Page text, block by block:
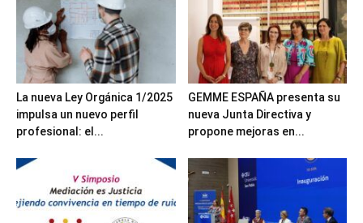
La nueva Ley Orgánica 1/2025
impulsa un nuevo perfil
profesional: el...
GEMME ESPAÑA presenta su
nueva Junta Directiva y
propone mejoras en...